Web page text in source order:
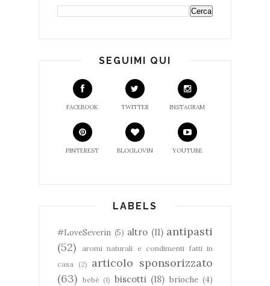
SEGUIMI QUI
FACEBOOK TWITTER INSTAGRAM
PINTEREST BLOGLOVIN YOUTUBE
LABELS
#LoveSeverin (5) altro (11) antipasti
(52)
aromi naturali e condimenti fatti in
casa
(2) articolo sponsorizzato
(63) bebè (1) biscotti (18) brioche (4)